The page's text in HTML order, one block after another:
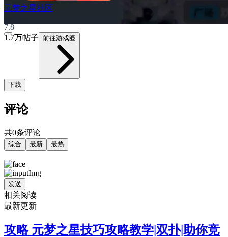
元梦之星社区
7.8
1.7万帖子 前往游戏圈
下载
评论
共0条评论
综合 最新 最热
发送
相关阅读
最新更新
攻略 元梦之星技巧攻略教学|双扑|助你竞